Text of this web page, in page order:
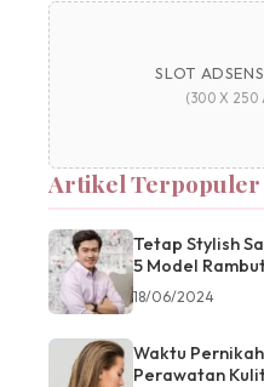
SLOT
(300 X 250
Artikel Terpopuler
Tetap Stylish
5 Model
18/06/2024
Waktu
Perawatan